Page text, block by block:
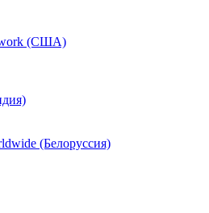
(США)
(Белоруссия)